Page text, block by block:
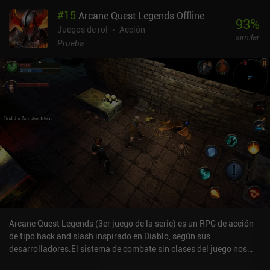
época, música agradable, canciones divertidísimas, diálogos
totalmente locutados y una divertida voz de narrador, que
comentaba nuestros progresos a lo largo del juego y a menudo
rompiendo de hecho la cuarta pared. Bard's Tale es un juego
premium con iAPs opcionales para desbloquear rápidamente
contenido extra, que de otro modo estaría disponible
gratuitamente después de jugarlo, y para mejorar las estadísticas
de los personajes, algo que no es necesario para superar el juego.
Está claro que este juego ya tiene sus años, pero si quieres jugar a
un RPG de calidad en el móvil, no dejes de echarle un vistazo.
#15 Arcane Quest Legends Offline
Juegos de rol
Acción
Prueba
93%
similar
Arcane Quest Legends (3er juego de la serie) es un RPG de acción
de tipo hack and slash inspirado en Diablo, según sus
desarrolladores.El sistema de combate sin clases del juego nos